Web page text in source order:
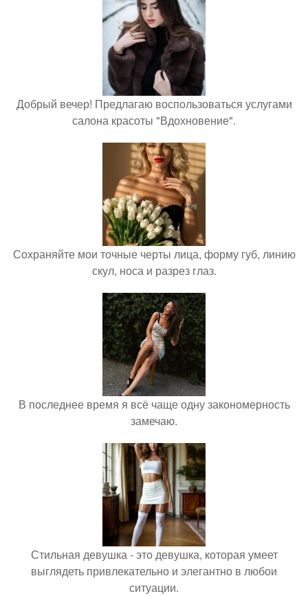
Добрый вечер! Предлагаю воспользоваться услугами
салона красоты "Вдохновение".
Сохраняйте мои точные черты лица, форму губ, линию
скул, носа и разрез глаз.
В последнее время я всё чаще одну закономерность
замечаю.
Стильная девушка - это девушка, которая умеет
выглядеть привлекательно и элегантно в любои
ситуации.